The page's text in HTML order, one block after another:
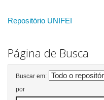
Repositório UNIFEI
Página de Busca
Buscar em:
por